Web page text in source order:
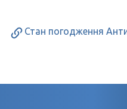
Стан погодження